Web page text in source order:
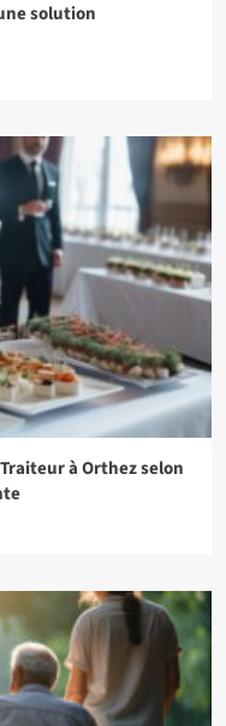
solution
à Orthez selon